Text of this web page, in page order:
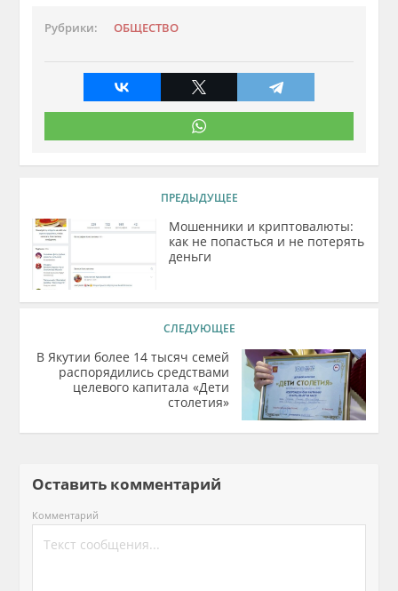
Рубрики: ОБЩЕСТВО
ПРЕДЫДУЩЕЕ
Мошенники и криптовалюты:
как не попасться и не потерять
деньги
СЛЕДУЮЩЕЕ
В Якутии более 14 тысяч семей
распорядились средствами
целевого капитала «Дети
столетия»
Оставить комментарий
Комментарий